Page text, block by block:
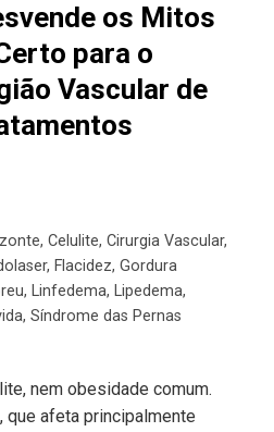
os Mitos
para o
Vascular de
, Celulite, Cirurgia Vascular,
, Flacidez, Gordura
, Linfedema, Lipedema,
, Síndrome das Pernas
nem obesidade comum.
que afeta principalmente